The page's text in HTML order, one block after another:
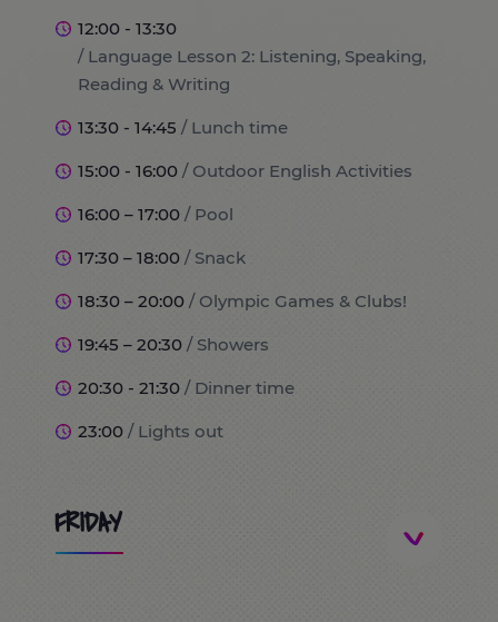
12:00 - 13:30
/ Language Lesson 2: Listening, Speaking,
Reading & Writing
13:30 - 14:45 / Lunch time
15:00 - 16:00 / Outdoor English Activities
16:00 – 17:00 / Pool
17:30 – 18:00 / Snack
18:30 – 20:00 / Olympic Games & Clubs!
19:45 – 20:30 / Showers
20:30 - 21:30 / Dinner time
23:00 / Lights out
FRIDAY